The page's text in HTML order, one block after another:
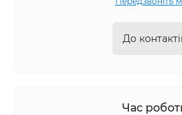
До
Час